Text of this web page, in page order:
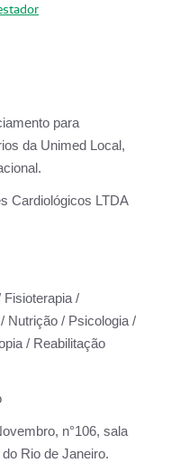
para
da Unimed Local,
Cardiológicos LTDA
Fisioterapia /
Nutrição / Psicologia /
/ Reabilitação
n°106, sala
Rio de Janeiro.